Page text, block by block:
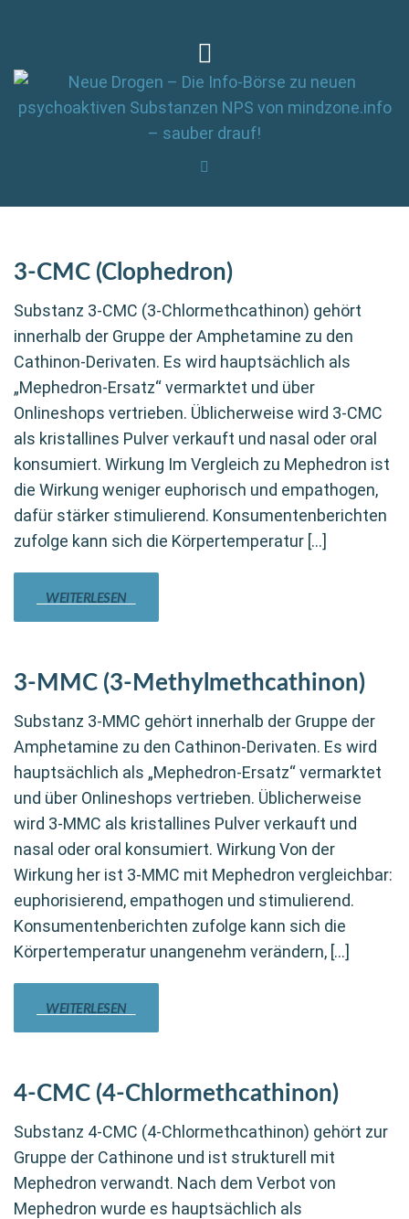
3-CMC (Clophedron)
Substanz 3-CMC (3-Chlormethcathinon) gehört
innerhalb der Gruppe der Amphetamine zu den
Cathinon-Derivaten. Es wird hauptsächlich als
„Mephedron-Ersatz“ vermarktet und über
Onlineshops vertrieben. Üblicherweise wird 3-CMC
als kristallines Pulver verkauft und nasal oder oral
konsumiert. Wirkung Im Vergleich zu Mephedron ist
die Wirkung weniger euphorisch und empathogen,
dafür stärker stimulierend. Konsumentenberichten
zufolge kann sich die Körpertemperatur […]
WEITERLESEN
3-MMC (3-Methylmethcathinon)
Substanz 3-MMC gehört innerhalb der Gruppe der
Amphetamine zu den Cathinon-Derivaten. Es wird
hauptsächlich als „Mephedron-Ersatz“ vermarktet
und über Onlineshops vertrieben. Üblicherweise
wird 3-MMC als kristallines Pulver verkauft und
nasal oder oral konsumiert. Wirkung Von der
Wirkung her ist 3-MMC mit Mephedron vergleichbar:
euphorisierend, empathogen und stimulierend.
Konsumentenberichten zufolge kann sich die
Körpertemperatur unangenehm verändern, […]
WEITERLESEN
4-CMC (4-Chlormethcathinon)
Substanz 4-CMC (4-Chlormethcathinon) gehört zur
Gruppe der Cathinone und ist strukturell mit
Mephedron verwandt. Nach dem Verbot von
Mephedron wurde es hauptsächlich als